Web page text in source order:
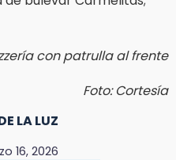
con patrulla al frente
Foto: Cortesía
LA LUZ
16, 2026